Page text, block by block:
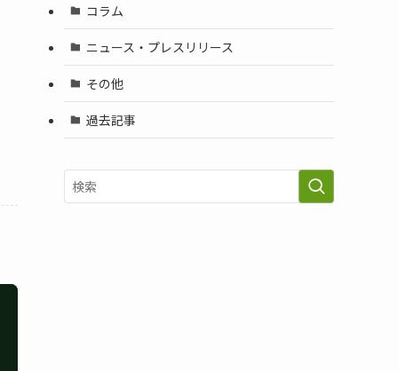
コラム
ニュース・プレスリリース
その他
過去記事